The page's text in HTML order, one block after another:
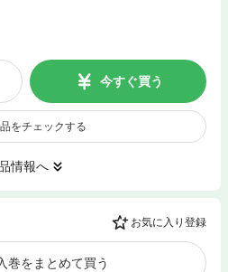
今すぐ買う
をチェックする
情報へ
お気に入り登録
巻をまとめて買う